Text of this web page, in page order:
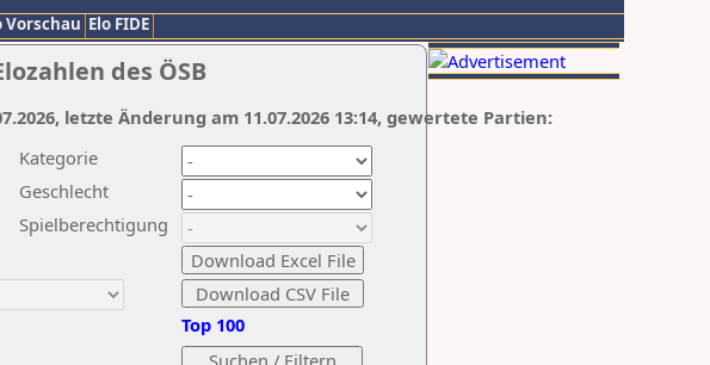
Vorschau Elo FIDE
des ÖSB
Kategorie
Geschlecht
Spielberechtigung
Top 100
letzte Änderung am 11.07.2026 13:14, gewertete Partien: